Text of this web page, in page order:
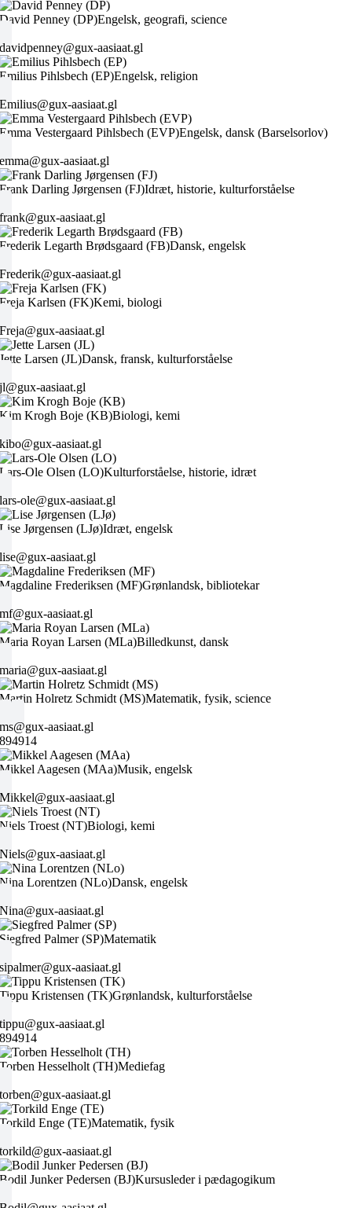
David Penney (DP)Engelsk, geografi, science
davidpenney@gux-aasiaat.gl
Emilius Pihlsbech (EP)Engelsk, religion
Emilius@gux-aasiaat.gl
Emma Vestergaard Pihlsbech (EVP)Engelsk, dansk (Barselsorlov)
emma@gux-aasiaat.gl
Frank Darling Jørgensen (FJ)Idræt, historie, kulturforståelse
frank@gux-aasiaat.gl
Frederik Legarth Brødsgaard (FB)Dansk, engelsk
Frederik@gux-aasiaat.gl
Freja Karlsen (FK)Kemi, biologi
Freja@gux-aasiaat.gl
Jette Larsen (JL)Dansk, fransk, kulturforståelse
jl@gux-aasiaat.gl
Kim Krogh Boje (KB)Biologi, kemi
kibo@gux-aasiaat.gl
Lars-Ole Olsen (LO)Kulturforståelse, historie, idræt
lars-ole@gux-aasiaat.gl
Lise Jørgensen (LJø)Idræt, engelsk
lise@gux-aasiaat.gl
Magdaline Frederiksen (MF)Grønlandsk, bibliotekar
mf@gux-aasiaat.gl
Maria Royan Larsen (MLa)Billedkunst, dansk
maria@gux-aasiaat.gl
Martin Holretz Schmidt (MS)Matematik, fysik, science
ms@gux-aasiaat.gl
894914
Mikkel Aagesen (MAa)Musik, engelsk
Mikkel@gux-aasiaat.gl
Niels Troest (NT)Biologi, kemi
Niels@gux-aasiaat.gl
Nina Lorentzen (NLo)Dansk, engelsk
Nina@gux-aasiaat.gl
Siegfred Palmer (SP)Matematik
sipalmer@gux-aasiaat.gl
Tippu Kristensen (TK)Grønlandsk, kulturforståelse
tippu@gux-aasiaat.gl
894914
Torben Hesselholt (TH)Mediefag
torben@gux-aasiaat.gl
Torkild Enge (TE)Matematik, fysik
torkild@gux-aasiaat.gl
Bodil Junker Pedersen (BJ)Kursusleder i pædagogikum